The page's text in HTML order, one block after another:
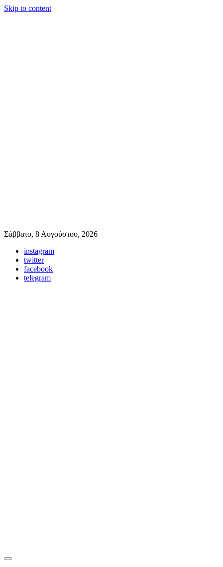
Skip to content
Σάββατο, 8 Αυγούστου, 2026
instagram
twitter
facebook
telegram